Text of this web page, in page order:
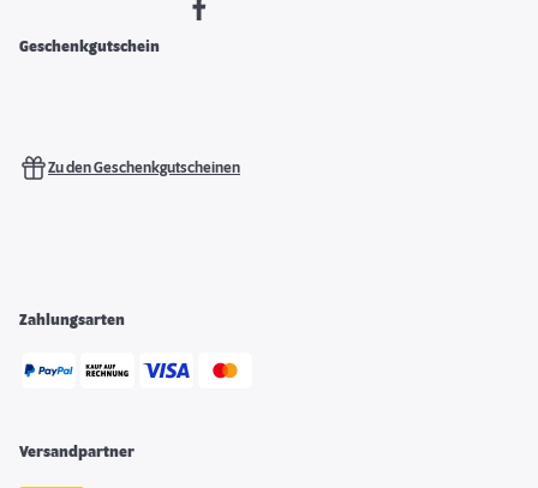
Geschenkgutschein
Zu den Geschenkgutscheinen
Zahlungsarten
Versandpartner